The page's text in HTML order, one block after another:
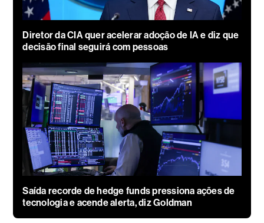
Diretor da CIA quer acelerar adoção de IA e diz que
decisão final seguirá com pessoas
Saída recorde de hedge funds pressiona ações de
tecnologia e acende alerta, diz Goldman